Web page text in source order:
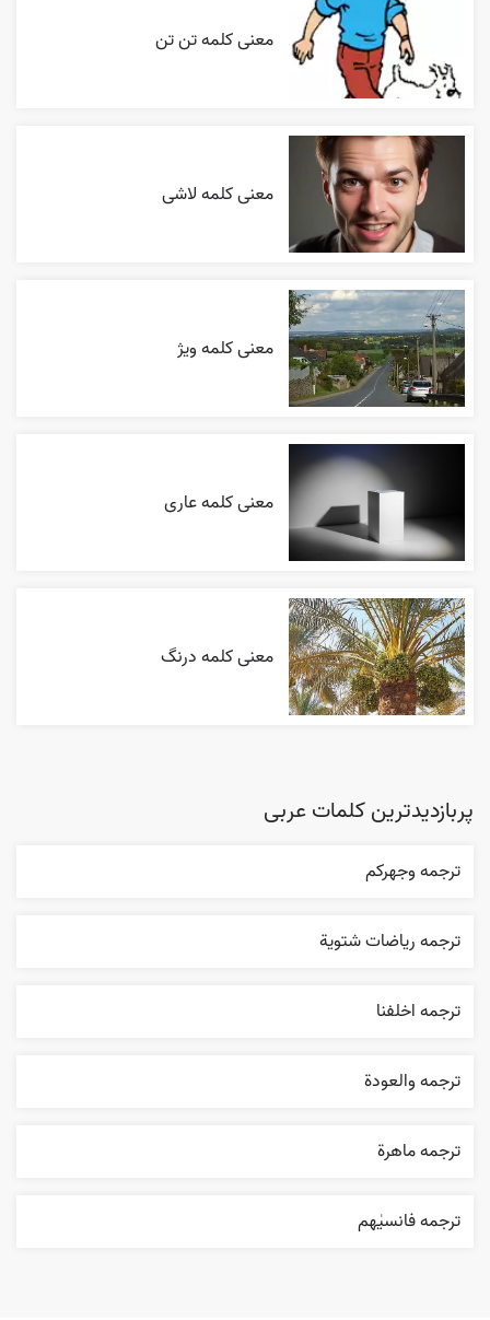
معنی کلمه تن تن
معنی کلمه لاشی
معنی کلمه ویژ
معنی کلمه عاری
معنی کلمه درنگ
پربازدیدترین کلمات عربی
ترجمه وجهرکم
ترجمه رياضات شتوية
ترجمه اخلفنا
ترجمه والعودة
ترجمه ماهرة
ترجمه فانسیٰهم